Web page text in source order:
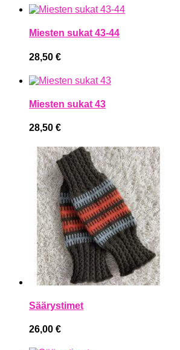
Miesten sukat 43-44
28,50 €
Miesten sukat 43
28,50 €
Säärystimet
26,00 €